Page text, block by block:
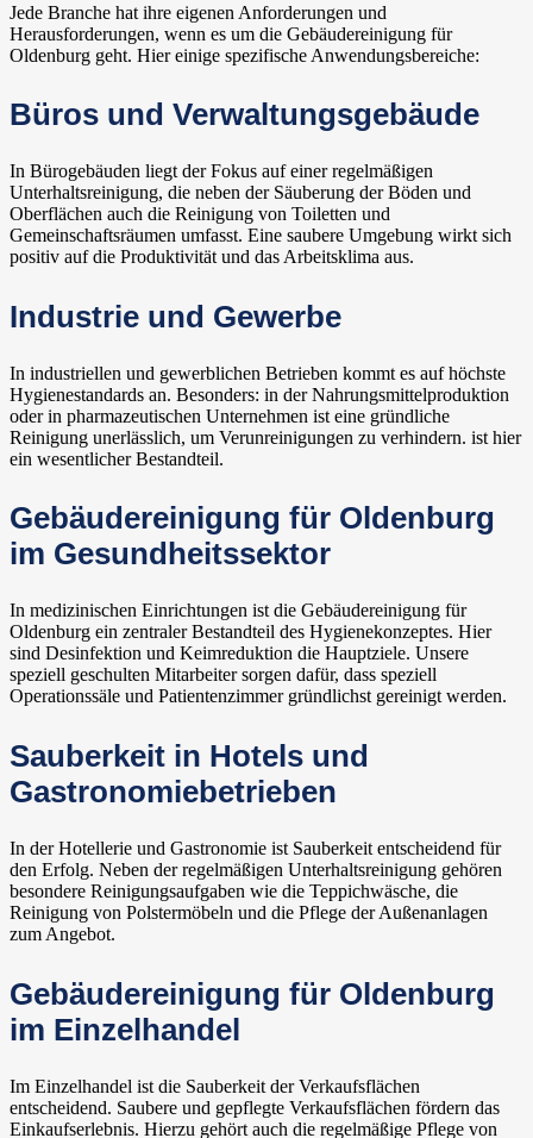
Jede Branche hat ihre eigenen Anforderungen und
Herausforderungen, wenn es um die Gebäudereinigung für
Oldenburg geht. Hier einige spezifische Anwendungsbereiche:
Büros und Verwaltungsgebäude
In Bürogebäuden liegt der Fokus auf einer regelmäßigen
Unterhaltsreinigung, die neben der Säuberung der Böden und
Oberflächen auch die Reinigung von Toiletten und
Gemeinschaftsräumen umfasst. Eine saubere Umgebung wirkt sich
positiv auf die Produktivität und das Arbeitsklima aus.
Industrie und Gewerbe
In industriellen und gewerblichen Betrieben kommt es auf höchste
Hygienestandards an. Besonders: in der Nahrungsmittelproduktion
oder in pharmazeutischen Unternehmen ist eine gründliche
Reinigung unerlässlich, um Verunreinigungen zu verhindern. ist hier
ein wesentlicher Bestandteil.
Gebäudereinigung für Oldenburg
im Gesundheitssektor
In medizinischen Einrichtungen ist die Gebäudereinigung für
Oldenburg ein zentraler Bestandteil des Hygienekonzeptes. Hier
sind Desinfektion und Keimreduktion die Hauptziele. Unsere
speziell geschulten Mitarbeiter sorgen dafür, dass speziell
Operationssäle und Patientenzimmer gründlichst gereinigt werden.
Sauberkeit in Hotels und
Gastronomiebetrieben
In der Hotellerie und Gastronomie ist Sauberkeit entscheidend für
den Erfolg. Neben der regelmäßigen Unterhaltsreinigung gehören
besondere Reinigungsaufgaben wie die Teppichwäsche, die
Reinigung von Polstermöbeln und die Pflege der Außenanlagen
zum Angebot.
Gebäudereinigung für Oldenburg
im Einzelhandel
Im Einzelhandel ist die Sauberkeit der Verkaufsflächen
entscheidend. Saubere und gepflegte Verkaufsflächen fördern das
Einkaufserlebnis. Hierzu gehört auch die regelmäßige Pflege von